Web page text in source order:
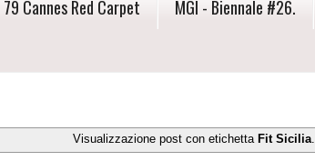
Cannes Red Carpet MGI - Biennale #26.
Visualizzazione post con etichetta Fit Sicilia.